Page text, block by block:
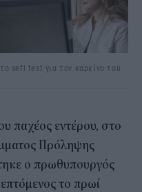
sefl test για τον καρκίνο του
παχέος εντέρου, στο
Πρόληψης
ο πρωθυπουργός
το πρωί